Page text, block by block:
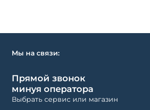
Мы на связи:
Прямой звонок
минуя оператора
Выбрать сервис или магазин